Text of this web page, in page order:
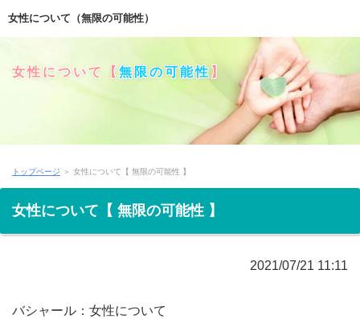
女性について（無限の可能性）
女性について【無限の可能性】
トップページ ＞ 女性について【 無限の可能性 】
女性について【 無限の可能性 】
2021/07/21 11:11
バシャール：女性について